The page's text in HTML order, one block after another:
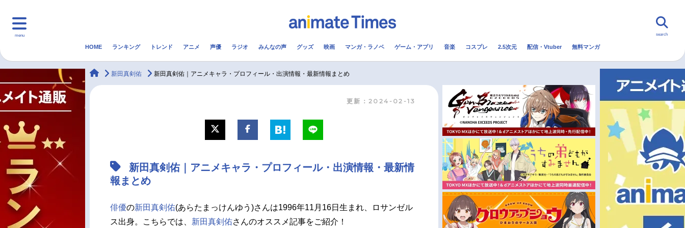
menu
マンガ・ラノベ 2.5次元 配信・Vtuber トレンド 無料マンガ
声優記事一覧
アニメ映画一覧
男性声優/女性声優一覧
今期アニメ曜日別一覧
夏アニメ
秋アニメ
冬アニメ
search
HOME ランキング トレンド アニメ 声優 ラジオ みんなの声 グッズ 映画 マンガ・ラノベ ゲーム・アプリ 音楽 コスプレ 2.5次元 配信・Vtuber 無料マンガ
animateTimes
新田真剣佑 新田真剣佑｜アニメキャラ・プロフィール・出演情報・最新情報まとめ
更新：2024-02-13
新田真剣佑｜アニメキャラ・プロフィール・出演情報・最新情
報まとめ
俳優の新田真剣佑(あらたまっけんゆう)さんは1996年11月16日生まれ、ロサンゼル
ス出身。こちらでは、 新田真剣佑さんのオススメ記事をご紹介！